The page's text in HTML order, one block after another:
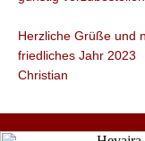
Herzliche Grüße und
friedliches Jahr 2023
Christian